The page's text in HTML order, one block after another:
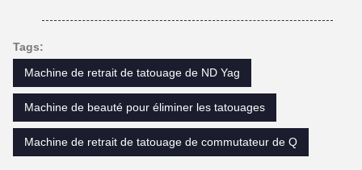
Tags:
Machine de retrait de tatouage de ND Yag
Machine de beauté pour éliminer les tatouages
Machine de retrait de tatouage de commutateur de Q